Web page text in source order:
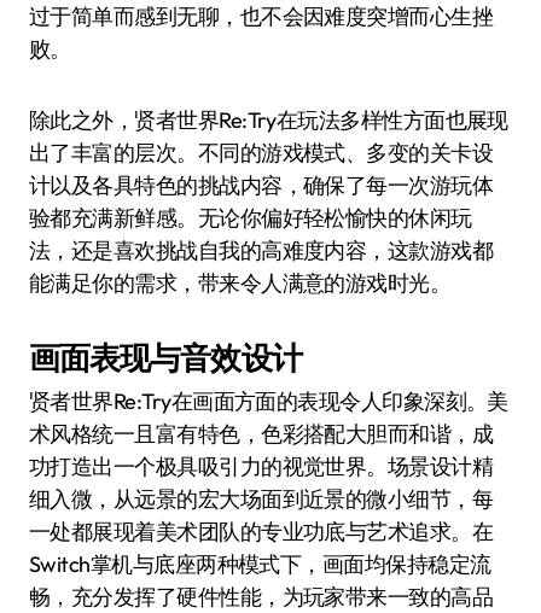
过于简单而感到无聊，也不会因难度突增而心生挫
败。
除此之外，贤者世界Re:Try在玩法多样性方面也展现
出了丰富的层次。不同的游戏模式、多变的关卡设
计以及各具特色的挑战内容，确保了每一次游玩体
验都充满新鲜感。无论你偏好轻松愉快的休闲玩
法，还是喜欢挑战自我的高难度内容，这款游戏都
能满足你的需求，带来令人满意的游戏时光。
画面表现与音效设计
贤者世界Re:Try在画面方面的表现令人印象深刻。美
术风格统一且富有特色，色彩搭配大胆而和谐，成
功打造出一个极具吸引力的视觉世界。场景设计精
细入微，从远景的宏大场面到近景的微小细节，每
一处都展现着美术团队的专业功底与艺术追求。在
Switch掌机与底座两种模式下，画面均保持稳定流
畅，充分发挥了硬件性能，为玩家带来一致的高品